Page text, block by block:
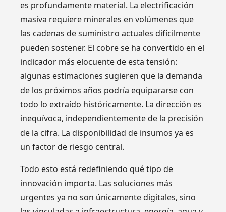
es profundamente material. La electrificación
masiva requiere minerales en volúmenes que
las cadenas de suministro actuales difícilmente
pueden sostener. El cobre se ha convertido en el
indicador más elocuente de esta tensión:
algunas estimaciones sugieren que la demanda
de los próximos años podría equipararse con
todo lo extraído históricamente. La dirección es
inequívoca, independientemente de la precisión
de la cifra. La disponibilidad de insumos ya es
un factor de riesgo central.
Todo esto está redefiniendo qué tipo de
innovación importa. Las soluciones más
urgentes ya no son únicamente digitales, sino